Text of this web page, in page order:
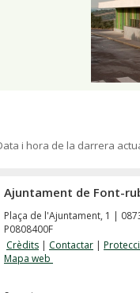
i hora de la darrera
Ajuntament de Font-
Plaça de l'Ajuntament, 1 |
P0808400F
Crèdits | Contactar |
Mapa web